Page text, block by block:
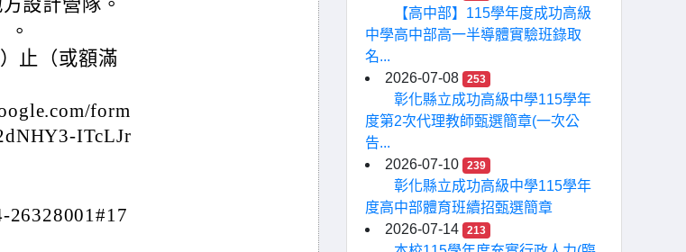
設計營隊。
止（或額滿
form
ITcLJr
26328001#17
【高中部】115學年度成功高級
中學高中部高一半導體實驗班錄取
名...
2026-07-08
253
彰化縣立成功高級中學115學年
度第2次代理教師甄選簡章(一次公
告...
2026-07-10
239
彰化縣立成功高級中學115學年
度高中部體育班續招甄選簡章
2026-07-14
213